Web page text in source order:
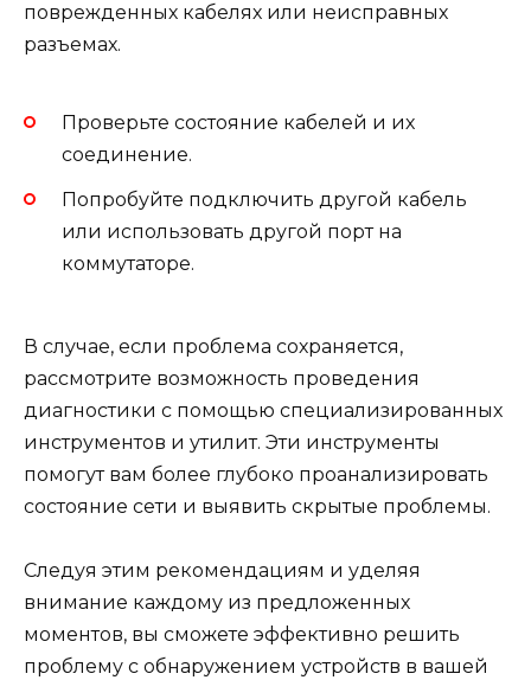
поврежденных кабелях или неисправных
разъемах.
Проверьте состояние кабелей и их
соединение.
Попробуйте подключить другой кабель
или использовать другой порт на
коммутаторе.
В случае, если проблема сохраняется,
рассмотрите возможность проведения
диагностики с помощью специализированных
инструментов и утилит. Эти инструменты
помогут вам более глубоко проанализировать
состояние сети и выявить скрытые проблемы.
Следуя этим рекомендациям и уделяя
внимание каждому из предложенных
моментов, вы сможете эффективно решить
проблему с обнаружением устройств в вашей